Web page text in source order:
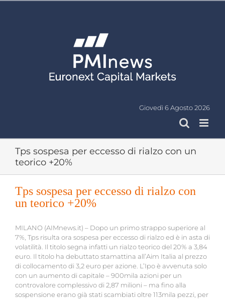
Giovedì 6 Agosto 2026
Tps sospesa per eccesso di rialzo con un
teorico +20%
Tps sospesa per eccesso di rialzo con
un teorico +20%
MILANO (AIMnews.it) – Dopo un primo strappo superiore al
7%, Tps risulta ora sospesa per eccesso di rialzo ed è in asta di
volatilità. Il titolo segna infatti un rialzo teorico del 20% a 3,84
euro. Il titolo ha debuttato stamattina all’Aim Italia al prezzo
di collocamento di 3,2 euro per azione. L’Ipo è avvenuta solo
con un aumento di capitale – 900mila azioni per un
controvalore complessivo di 2,87 milioni – ma fino alla
sospensione erano già stati scambiati oltre 113mila pezzi, per